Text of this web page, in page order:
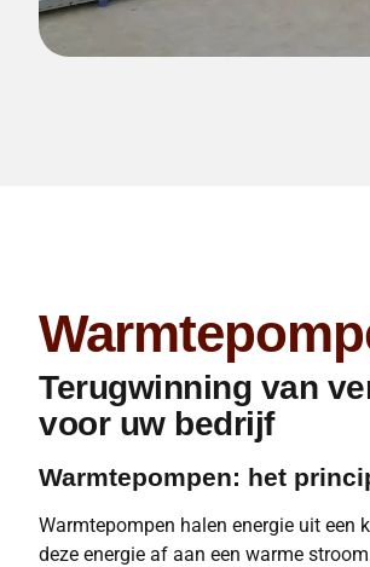
Terugwinning van
voor uw bedrijf
Warmtepompen: het
Warmtepompen halen energie uit een
deze energie af aan een warme